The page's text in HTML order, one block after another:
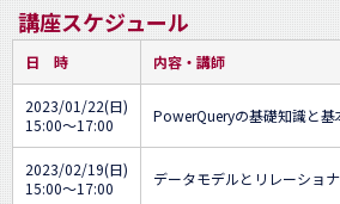
講座スケジュール
日 時 内容・講師
2023/01/22(日)
15:00～17:00
PowerQueryの基礎知識と基
2023/02/19(日)
15:00～17:00
データモデルとリレーショ